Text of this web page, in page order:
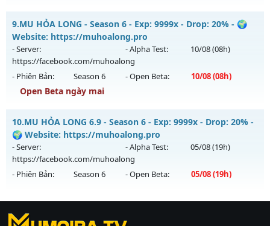
Thể loại: Mu Nguyên bản Webzen
Antihack: GoldShield
Drop Cực Cao - Cày Là Có Đánh Quái Nhận WC Ngọc
Mu mới ra tháng 08 2026 - Mở máy chủ
ngày 16/08/2626
Exp: 888x - Drop: 20%
Kiểu reset: Non Reset
Antihack: Game Guard
9.MU HỎA LONG - Season 6 - Exp: 9999x - Drop: 20% - 🌍
Website: https://muhoalong.pro
- Server:
https://facebook.com/muhoalong
- Alpha Test: 10/08(08h)
- Phiên Bản: Season 6 - Open Beta: 10/08(08h)
Open Beta ngày mai
MU HỎA LONG - 🌍 Website: https://muhoalong.pro
Mu mới ra tháng 08 2026 - Mở máy chủ
https://facebook.com/muhoalongvào 08h ngày
10/08/2626
Exp: 9999x - Drop: 20%
Thể loại: Mu Nguyên bản Webzen
10.MU HỎA LONG 6.9 - Season 6 - Exp: 9999x - Drop: 20% -
🌍 Website: https://muhoalong.pro
- Server:
https://facebook.com/muhoalong
- Alpha Test: 05/08(19h)
- Phiên Bản: Season 6 - Open Beta: 05/08(19h)
MU HỎA LONG 6.9 - 🌍 Website: https://muhoalong.pro
Mu mới ra tháng 08 2026 - Mở máy chủ
https://ktdb.net/ |789club